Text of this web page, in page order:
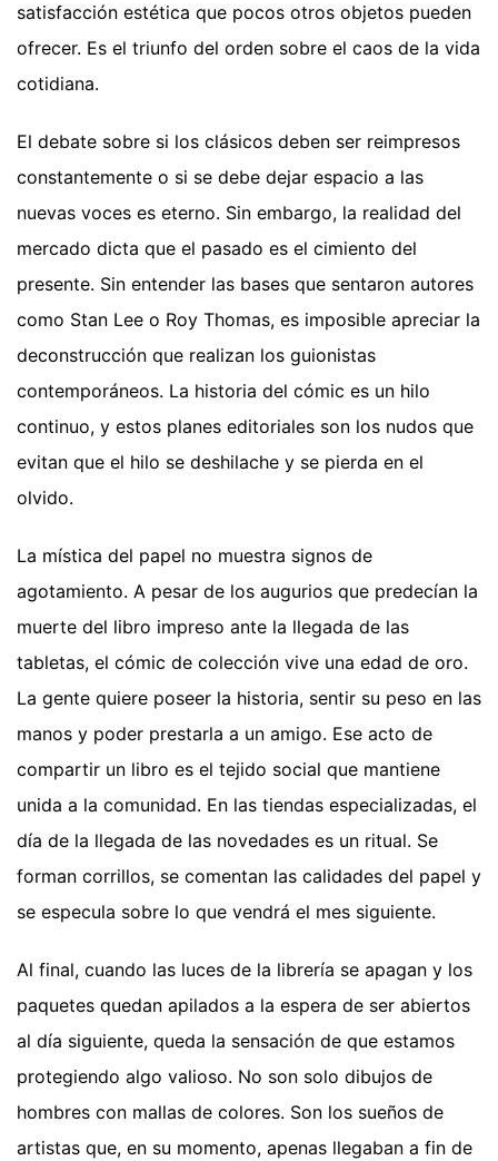
satisfacción estética que pocos otros objetos pueden
ofrecer. Es el triunfo del orden sobre el caos de la vida
cotidiana.
El debate sobre si los clásicos deben ser reimpresos
constantemente o si se debe dejar espacio a las
nuevas voces es eterno. Sin embargo, la realidad del
mercado dicta que el pasado es el cimiento del
presente. Sin entender las bases que sentaron autores
como Stan Lee o Roy Thomas, es imposible apreciar la
deconstrucción que realizan los guionistas
contemporáneos. La historia del cómic es un hilo
continuo, y estos planes editoriales son los nudos que
evitan que el hilo se deshilache y se pierda en el
olvido.
La mística del papel no muestra signos de
agotamiento. A pesar de los augurios que predecían la
muerte del libro impreso ante la llegada de las
tabletas, el cómic de colección vive una edad de oro.
La gente quiere poseer la historia, sentir su peso en las
manos y poder prestarla a un amigo. Ese acto de
compartir un libro es el tejido social que mantiene
unida a la comunidad. En las tiendas especializadas, el
día de la llegada de las novedades es un ritual. Se
forman corrillos, se comentan las calidades del papel y
se especula sobre lo que vendrá el mes siguiente.
Al final, cuando las luces de la librería se apagan y los
paquetes quedan apilados a la espera de ser abiertos
al día siguiente, queda la sensación de que estamos
protegiendo algo valioso. No son solo dibujos de
hombres con mallas de colores. Son los sueños de
artistas que, en su momento, apenas llegaban a fin de